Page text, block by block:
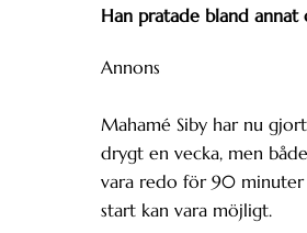
Han pratade bland annat
Annons
Mahamé Siby har nu
drygt en vecka, men
vara redo för 90 minuter
start kan vara möjligt.